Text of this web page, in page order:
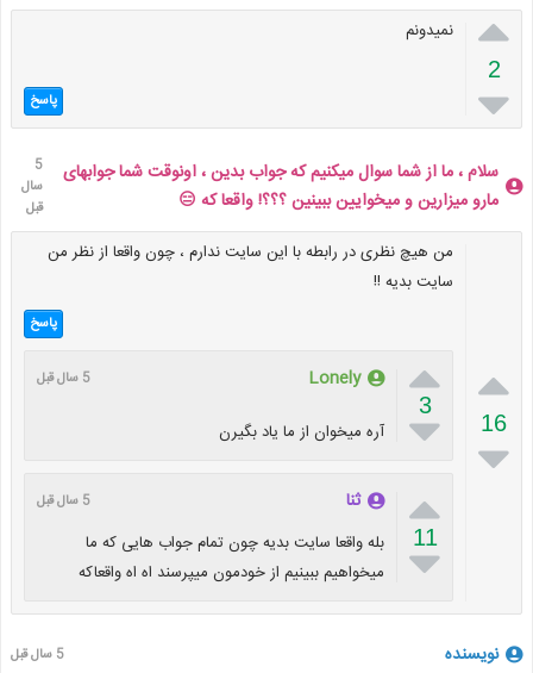

2

نمیدونم
پاسخ
سلام ، ما از شما سوال میکنیم که جواب بدین ، اونوقت شما جوابهای
مارو میزارین و میخوایین ببینین ؟؟؟! واقعا که 😑
5
سال
قبل

16

من هیچ نظری در رابطه با این سایت ندارم ، چون واقعا از نظر من
سایت بدیه !!
پاسخ

3

Lonely 5 سال قبل
آره میخوان از ما یاد بگیرن

11

ثنا 5 سال قبل
بله واقعا سایت بدیه چون تمام جواب هایی که ما
میخواهیم ببینیم از خودمون میپرسند اه اه واقعاکه
نویسنده 5 سال قبل